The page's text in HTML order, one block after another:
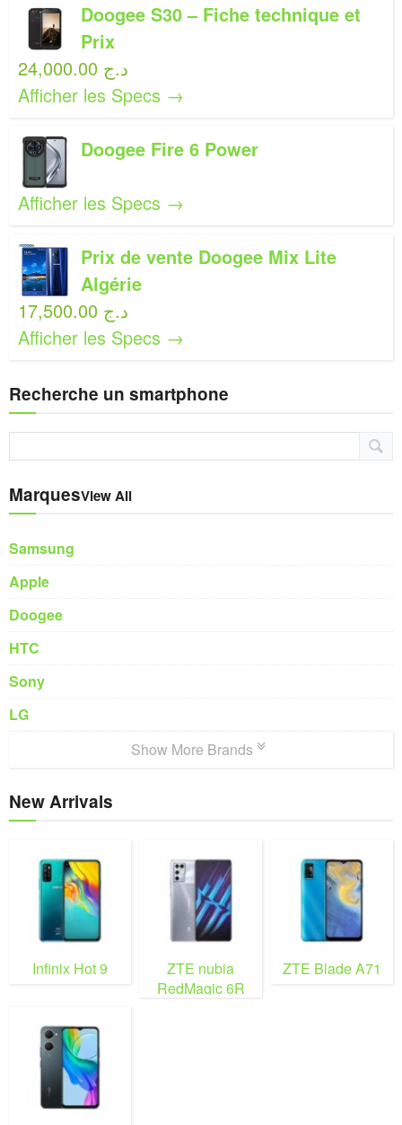
Doogee S30 – Fiche technique et
Prix
24,000.00 د.ج
Afficher les Specs →
Doogee Fire 6 Power
Afficher les Specs →
Prix de vente Doogee Mix Lite
Algérie
17,500.00 د.ج
Afficher les Specs →
Recherche un smartphone
MarquesView All
Samsung
Apple
Doogee
HTC
Sony
LG
Show More Brands
New Arrivals
Infinix Hot 9
ZTE nubia
RedMagic 6R
ZTE Blade A71